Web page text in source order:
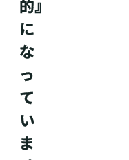
的』
に
な
っ
て
い
ま